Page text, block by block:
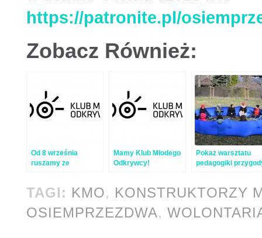
https://patronite.pl/
Zobacz Również:
Od 8 września
ruszamy ze
Mamy Klub Młodego
Odkrywcy!
Pokaz warsztatu
pedagogiki
TAGI: KMO, KONSTRUKTORZY
OSIEMPRZEZDWA,